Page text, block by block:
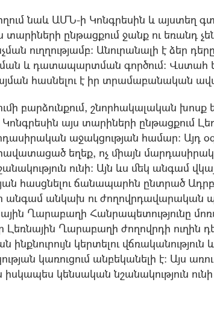
նաև ԱՄՆ-ի Կոնգրեսին և այստեղ
ընթացքում ջանք ու եռանդ
ուղղությամբ: Անուրանալի է ձեր
և դատապարտման գործում: Վստահ
հասնելու է իր տրամաբանական
բարձունքում, շնորհակալական խոսք
այս տարիների ընթացքում
աջակցության համար: Այդ
եղեք, ոչ միայն
ունի: Այն ևս մեկ անգամ
հասցնելու ճանապարհն ընտրած
անգամ անկախ ու ժողովրդավարական
Ղարաբաղի Հանրապետությունը
Ղարաբաղի ժողովրդի ուղին
կերտելու վճռականություն և
կառուցում անբեկանելի է: Այս
իսկապես կենսական նշանակություն